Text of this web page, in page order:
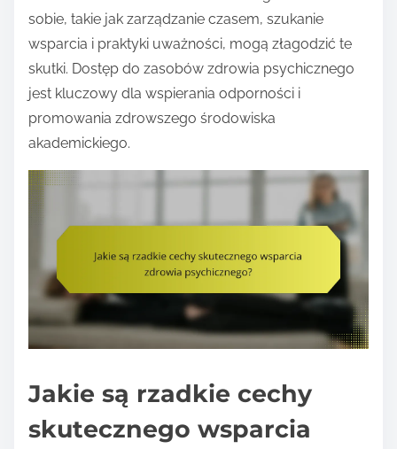
sobie, takie jak zarządzanie czasem, szukanie
wsparcia i praktyki uważności, mogą złagodzić te
skutki. Dostęp do zasobów zdrowia psychicznego
jest kluczowy dla wspierania odporności i
promowania zdrowszego środowiska
akademickiego.
Jakie są rzadkie cechy
skutecznego wsparcia